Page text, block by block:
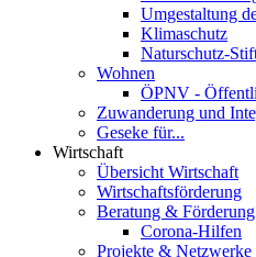
Umgestaltung
Klimaschutz
Naturschutz-
Wohnen
ÖPNV -
Zuwanderung und
Geseke für...
Wirtschaft
Übersicht Wirtschaft
Wirtschaftsförderung
Beratung & Förderung
Corona-Hilfen
Projekte & Netzwerke